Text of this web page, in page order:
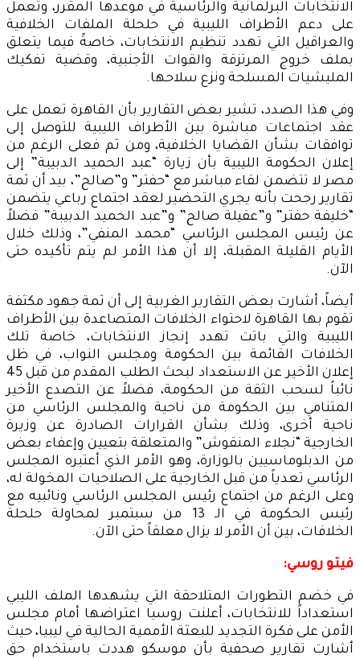
الانتخابات البرلمانية والرئاسية في موعدها المقرر، وتعمل
على دعم الأطراف الليبية في حلحلة الملفات الخلافية
والعراقيل التي تهدد تنظيم الانتخابات، خاصةً فيما يتعلق
بملف خروج المرتزقة والقوات الأجنبية، وقضية تفكيك
المليشيات المسلحة ونزع سلاحها.
وفي هذا الصدد، تشير بعض التقارير بأن القاهرة تعمل على
عقد اجتماعات مباشرة بين الأطراف الليبية للتوصل إلى
توافقات بشأن القضايا الخلافية، ومن ثم فعلى الرغم من
إعلان الحكومة الليبية بأن زيارة “عبد الحميد الدبيبة” إلى
مصر لا تتضمن لقاء مباشر مع “حفتر” و”صالح”، بيد أن ثمة
تقارير رجحت بأنه يجري التحضير لعقد اجتماع رباعي يتضمن
“خليفة حفتر” و”عقيلة صالح” و”عبد الحميد الدبيبة” فضلاً
عن رئيس المجلس الرئاسي “محمد المنفي”، وذلك خلال
الأيام القليلة المقبلة، إلا أن هذا الأمر لم يتم تأكيده حتى
الآن.
أيضاً، أشارت بعض التقارير الغربية إلى أن ثمة جهود مكثفة
تقوم بها القاهرة لاحتواء الخلافات المتصاعدة بين الأطراف
الليبية والتي باتت تهدد إنجاز الانتخابات، خاصة تلك
الخلافات القائمة بين الحكومة ومجلس النواب، في ظل
إعلان الأخير عن الاستعداد لبحث الطلب المقدم من قبل 45
نائباً لسحب الثقة من الحكومة، فضلاً عن التصدع الأخير
المتنامي بين الحكومة من ناحية والمجلس الرئاسي من
ناحية أخرى، وذلك بشأن القرارات الصادرة عن وزيرة
الخارجية “نجلاء المنقوش” والمتعلقة بتعيين وإعفاء بعض
من الدبلوماسيين بالوزارة، وهو الأمر الذي أعتبره المجلس
الرئاسي تعدياً من قبل الخارجية على الصلاحيات المخولة له،
وعلى الرغم من اجتماع رئيس المجلس الرئاسي ونائبيه مع
رئيس الحكومة في الـ 13 من سبتمبر لمحاولة حلحلة
الخلافات، بين أن الأمر لا يزال معلقاً حتى الآن.
فيتو روسي:
في خضم التطورات المتلاحقة التي يشهدها الملف الليبي
استعداداً للانتخابات، أعلنت روسيا اعتراضها أمام مجلس
الأمن على فكرة التجديد للبعثة الأممية الحالية في ليبيا، حيث
أشارت تقارير صحفية بأن موسكو هددت باستخدام حق